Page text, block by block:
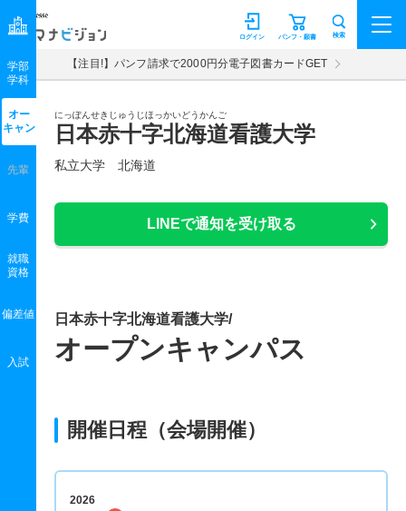
マナビジョン パンフ・願書
ログイン 検索
【注目!】パンフ請求で2000円分電子図書カードGET
にっぽんせきじゅうじほっかいどうかんご
日本赤十字北海道看護大学
私立大学 北海道
LINEで通知を受け取る
学部
学科
オー
キャン
先輩
学費
就職
資格
偏差値
入試
日本赤十字北海道看護大学/
オープンキャンパス
開催日程（会場開催）
2026